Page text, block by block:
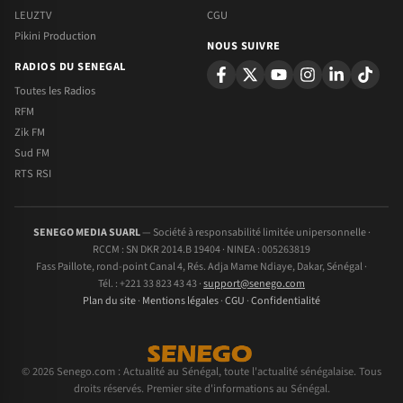
LEUZTV
Pikini Production
RADIOS DU SENEGAL
Toutes les Radios
RFM
Zik FM
Sud FM
RTS RSI
CGU
NOUS SUIVRE
SENEGO MEDIA SUARL— Société à responsabilité limitée unipersonnelle ·
RCCM : SN DKR 2014.B 19404 · NINEA : 005263819
Fass Paillote, rond-point Canal 4, Rés. Adja Mame Ndiaye, Dakar, Sénégal ·
Tél. : +221 33 823 43 43 ·support@senego.com
Plan du site· Mentions légales·CGU ·Confidentialité
© 2026 Senego.com : Actualité au Sénégal, toute l'actualité sénégalaise. Tous
droits réservés. Premier site d'informations au Sénégal.